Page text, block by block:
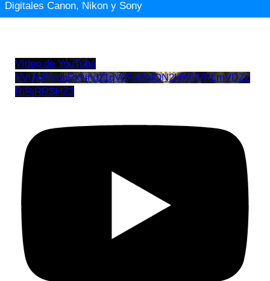
Digitales Canon, Nikon y Sony
Vídeo de YouTube
VVUxRmppRkNnd21qV0FwTldON2h5V3VRLmVDZz
RiRjRRSHZ3